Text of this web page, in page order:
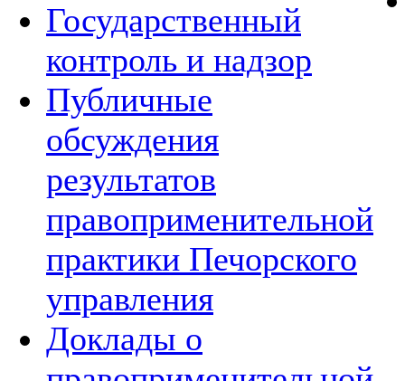
Государственный
контроль и надзор
Публичные
обсуждения
результатов
правоприменительной
практики Печорского
управления
Доклады о